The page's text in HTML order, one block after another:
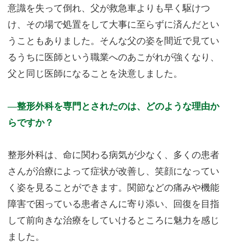
意識を失って倒れ、父が救急車よりも早く駆けつ
け、その場で処置をして大事に至らずに済んだとい
うこともありました。そんな父の姿を間近で見てい
るうちに医師という職業へのあこがれが強くなり、
父と同じ医師になることを決意しました。
整形外科を専門とされたのは、どのような理由か
らですか？
整形外科は、命に関わる病気が少なく、多くの患者
さんが治療によって症状が改善し、笑顔になってい
く姿を見ることができます。関節などの痛みや機能
障害で困っている患者さんに寄り添い、回復を目指
して前向きな治療をしていけるところに魅力を感じ
ました。